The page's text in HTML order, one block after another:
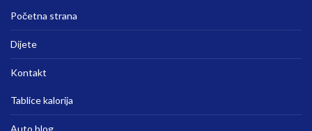
Početna strana
Dijete
Kontakt
Tablice kalorija
Auto blog